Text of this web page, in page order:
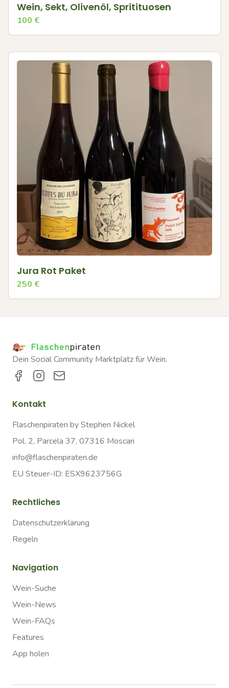
Wein, Sekt, Olivenöl, Spritituosen
100 €
Jura Rot Paket
250 €
Dein Social Community Marktplatz für Wein.
Kontakt
Flaschenpiraten by Stephen Nickel
Pol. 2, Parcela 37, 07316 Moscari
info@flaschenpiraten.de
EU Steuer-ID: ESX9623756G
Rechtliches
Datenschutzerklärung
Regeln
Navigation
Wein-Suche
Wein-News
Wein-FAQs
Features
App holen